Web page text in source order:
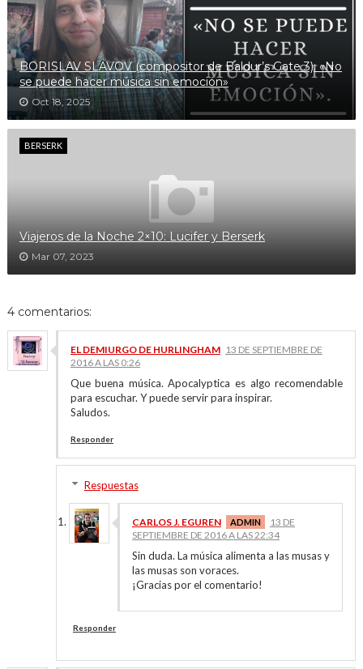
BORISLAV SLAVOV (compositor de Baldur’s Gate 3): «No
se puede hacer música sin emoción»
Oct 18, 2025
BERSERK
Viajeros de la Noche 2×10: Lucifer y Berserk
Mar 07, 2023
4 comentarios:
EL DEMIURGO DE HURLINGHAM 13 DE SEPTIEMBRE DE
2016 A LAS 0:26
Que buena música. Apocalyptica es algo recomendable
para escuchar. Y puede servir para inspirar.
Saludos.
Responder
Respuestas
CARLOS J. EGUREN
13 DE
SEPTIEMBRE DE 2016 A LAS 22:34
Sin duda. La música alimenta a las musas y
las musas son voraces.
¡Gracias por el comentario!
Responder